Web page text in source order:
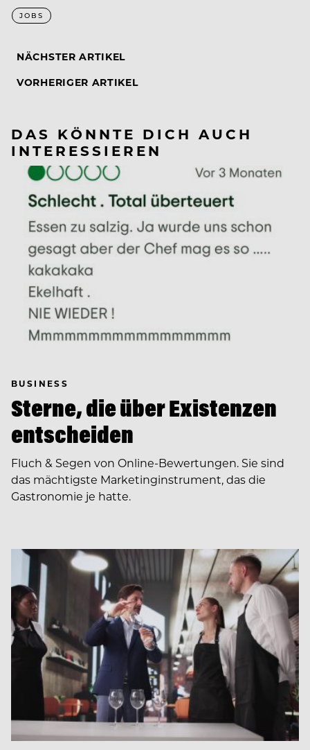
JOBS
NÄCHSTER ARTIKEL
VORHERIGER ARTIKEL
DAS KÖNNTE DICH AUCH
INTERESSIEREN
BUSINESS
Sterne, die über Existenzen
entscheiden
Fluch & Segen von Online-Bewertungen. Sie sind
das mächtigste Marketinginstrument, das die
Gastronomie je hatte.